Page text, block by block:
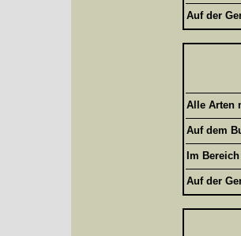
Auf der
Alle Arten
Auf dem
Im
Auf der